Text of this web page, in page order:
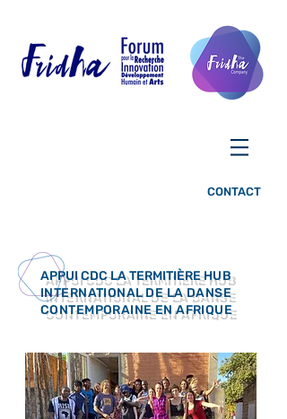
CONTACT
APPUI CDC LA TERMITIÈREHUB
INTERNATIONAL DE LA DANSE
CONTEMPORAINE EN AFRIQUE